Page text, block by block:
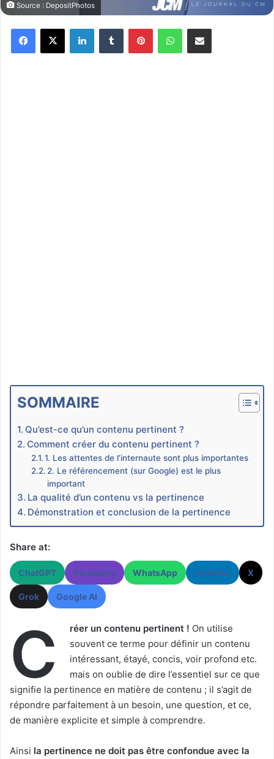
Source : DepositPhotos
SOMMAIRE
Qu’est-ce qu’un contenu pertinent ?
Comment créer du contenu pertinent ?
1. Les attentes de l’internaute sont plus importantes
2. Le référencement (sur Google) est le plus
important
La qualité d’un contenu vs la pertinence
Démonstration et conclusion de la pertinence
Share at:
ChatGPT Perplexity WhatsApp LinkedIn X
Grok Google AI
C réer un contenu pertinent ! On utilise
souvent ce terme pour définir un contenu
intéressant, étayé, concis, voir profond etc.
mais on oublie de dire l’essentiel sur ce que
signifie la pertinence en matière de contenu ; il s’agit de
répondre parfaitement à un besoin, une question, et ce,
de manière explicite et simple à comprendre.
Ainsi la pertinence ne doit pas être confondue avec la